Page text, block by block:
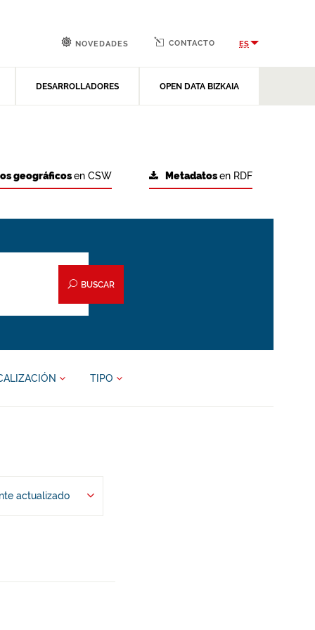
DESARROLLADORES OPEN DATA BIZKAIA
NOVEDADES CONTACTO ES
Metadatosen RDF
geográficosen CSW
BUSCAR
TIPO
actualizado